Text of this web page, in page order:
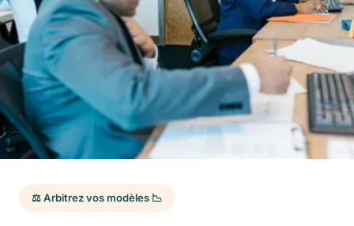
⚖️ Arbitrez vos modèles 📉